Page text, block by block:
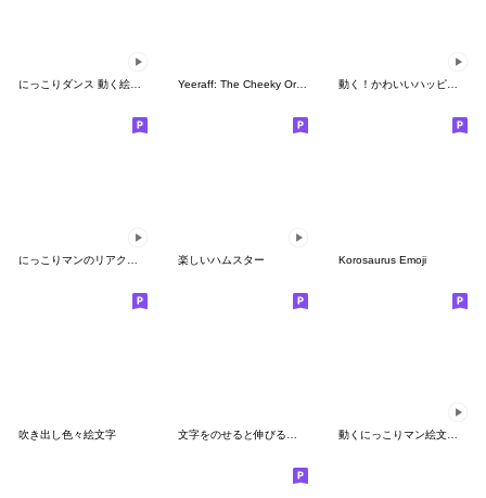
にっこりダンス 動く絵文字２ Yeeraff: The Cheeky Orange Giraffe 動く！かわいいハッピークリスマス絵文字
楽しいハムスター Korosaurus Emoji
吹き出し色々絵文字 動くにっこりマン絵文字（ぽっちゃり）